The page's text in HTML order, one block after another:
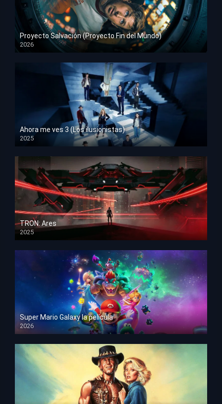
Proyecto Salvación (Proyecto Fin del Mundo)
2026
HD 1080p
Ahora me ves 3 (Los ilusionistas)
2025
HD 1080p
TRON: Ares
2025
HD 1080p
Super Mario Galaxy la película
2026
HD 1080p